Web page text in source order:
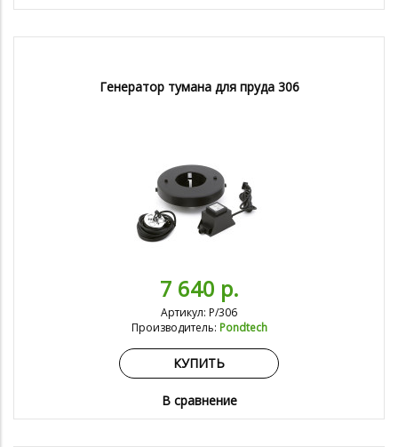
Генератор тумана для пруда 306
7 640 р.
Артикул: P/306
Производитель: Pondtech
КУПИТЬ
В сравнение